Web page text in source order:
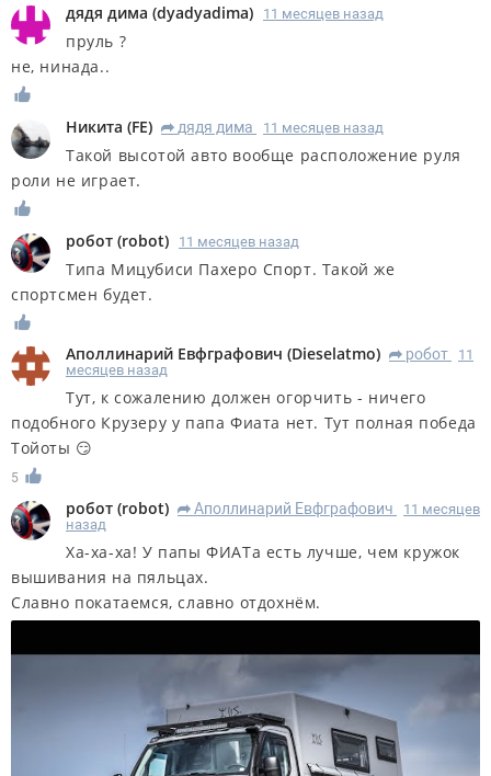
дядя дима (dyadyadima) 11 месяцев назад
пруль ?
не, нинада..
Никита (FE) R дядя дима 11 месяцев назад
Такой высотой авто вообще расположение руля
роли не играет.
робот (robot) 11 месяцев назад
Типа Мицубиси Пахеро Спорт. Такой же
спортсмен будет.
Аполлинарий Евфграфович (Dieselatmo) R робот
11
месяцев назад
Тут, к сожалению должен огорчить - ничего
подобного Крузеру у папа Фиата нет. Тут полная победа
Тойоты 😏
5
робот (robot) R Аполлинарий Евфграфович
11 месяцев
назад
Ха-ха-ха! У папы ФИАТа есть лучше, чем кружок
вышивания на пяльцах.
Славно покатаемся, славно отдохнём.